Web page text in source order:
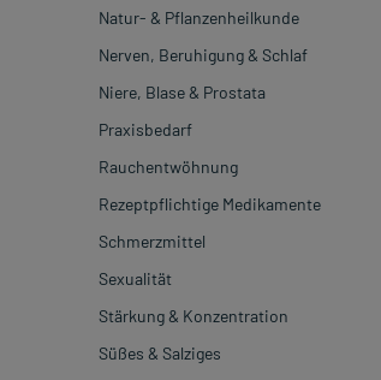
Natur- & Pflanzenheilkunde
Nerven, Beruhigung & Schlaf
Niere, Blase & Prostata
Praxisbedarf
Rauchentwöhnung
Rezeptpflichtige Medikamente
Schmerzmittel
Sexualität
Stärkung & Konzentration
Süßes & Salziges